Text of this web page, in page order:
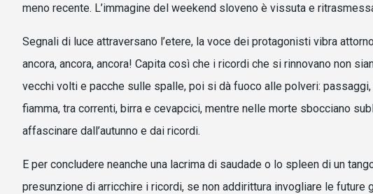
meno recente. L’immagine del weekend sloveno è vissuta e
Segnali di luce attraversano l’etere, la voce dei protagonisti vibra
ancora, ancora, ancora! Capita così che i ricordi che si rinnovano non
vecchi volti e pacche sulle spalle, poi si dà fuoco alle polveri:
fiamma, tra correnti, birra e cevapcici, mentre nelle morte sbocciano
affascinare dall’autunno e dai ricordi.
E per concludere neanche una lacrima di saudade o lo spleen di un
presunzione di arricchire i ricordi, se non addirittura invogliare le future